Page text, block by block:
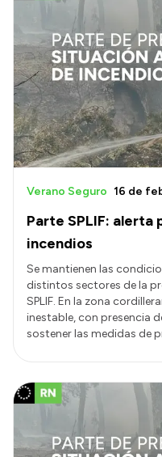
Parte SPLIF:
incendios
Verano Seguro 16 de
Se mantienen las
distintos sectores de la
SPLIF. En la zona
inestable, con presencia
sostener las medidas de